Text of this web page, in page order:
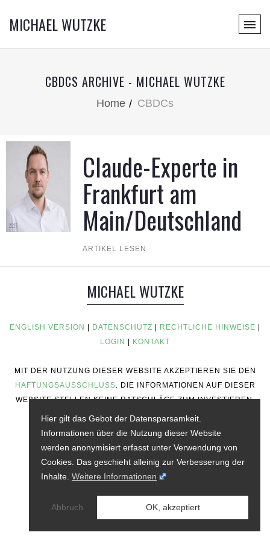
MICHAEL WUTZKE
CBDCS ARCHIVE - MICHAEL WUTZKE
Home CBDCs
Claude-Experte in
Frankfurt am
Main/Deutschland
ARTIKEL LESEN
MICHAEL WUTZKE
ENGLISH VERSION DATENSCHUTZ RECHTLICHE HINWEISE
LOGIN
KONTAKT
MIT DER NUTZUNG DIESER WEBSITE AKZEPTIEREN SIE DEN
HAFTUNGSAUSSCHLUSS. DIE INFORMATIONEN AUF DIESER
WEBSITE STELLEN KEINE RATSCHLÄGE ZUM INVESTIEREN,
KEINE FINANZIELLEN RATSCHLÄGE, KEINE
HANDELSRATSCHLÄGE ODER ANDERE ART VON
RATSCHLÄGEN DAR.
Hier gilt das Gebot der Datensparsamkeit.
Informationen über die Nutzung dieser Website
werden anonymisiert erfasst unter Verwendung von
Cookies. Das geschieht alleinig zur Verbesserung der
Inhalte. Weitere Informationen
Abbruch OK, akzeptiert